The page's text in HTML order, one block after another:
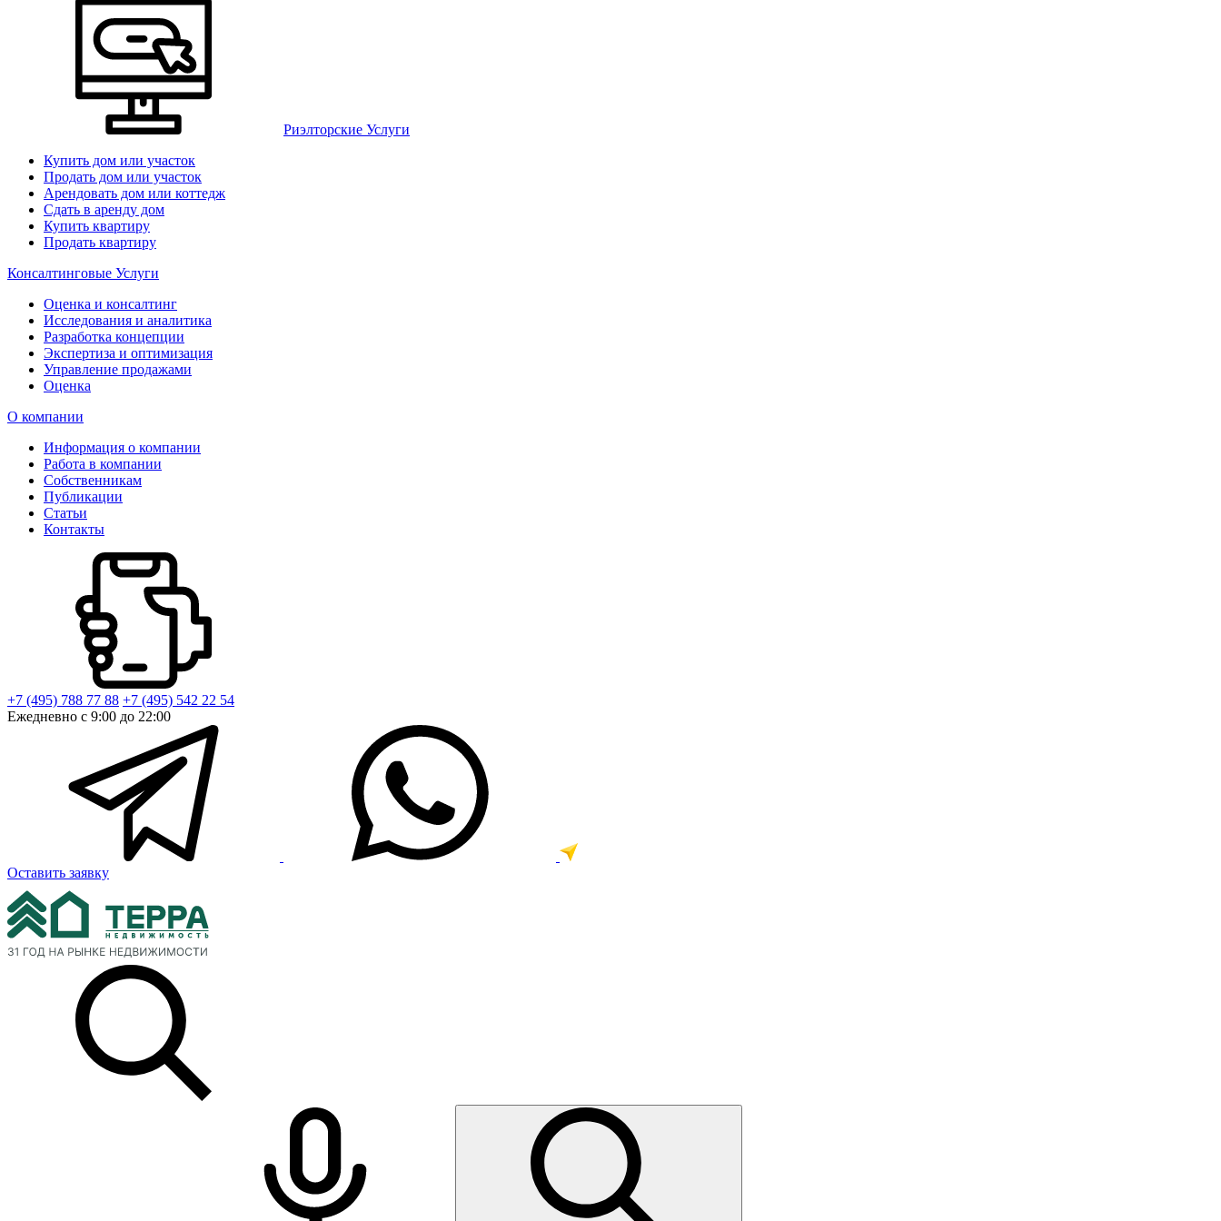
Риэлторские Услуги
Купить дом или участок
Продать дом или участок
Арендовать дом или коттедж
Сдать в аренду дом
Купить квартиру
Продать квартиру
Консалтинговые Услуги
Оценка и консалтинг
Исследования и аналитика
Разработка концепции
Экспертиза и оптимизация
Управление продажами
Оценка
О компании
Информация о компании
Работа в компании
Собственникам
Публикации
Статьи
Контакты
+7 (495) 788 77 88 +7 (495) 542 22 54
Ежедневно с 9:00 до 22:00
Оставить заявку